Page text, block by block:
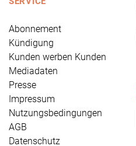
Abonnement
Kündigung
Kunden werben Kunden
Mediadaten
Presse
Impressum
Nutzungsbedingungen
AGB
Datenschutz